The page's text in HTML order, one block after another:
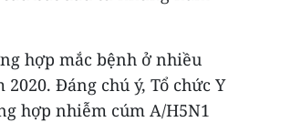
hợp mắc bệnh ở nhiều
Đáng chú ý, Tổ chức Y
hợp nhiễm cúm A/H5N1